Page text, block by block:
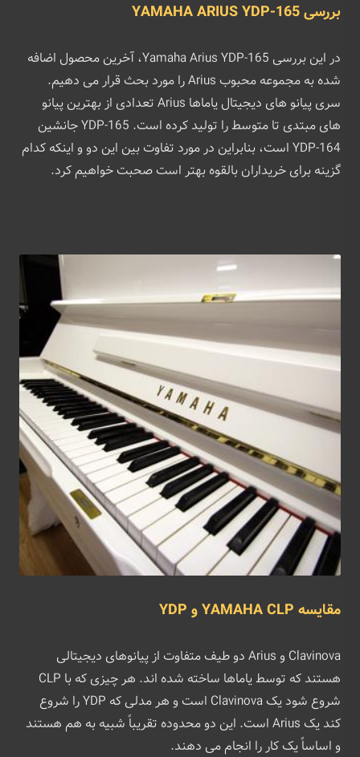
بررسی YAMAHA ARIUS YDP-165
در این بررسی Yamaha Arius YDP-165، آخرین محصول اضافه
شده به مجموعه محبوب Arius را مورد بحث قرار می دهیم.
سری پیانو های دیجیتال یاماها Arius تعدادی از بهترین پیانو
های مبتدی تا متوسط را تولید کرده است. YDP-165 جانشین
YDP-164 است، بنابراین در مورد تفاوت بین این دو و اینکه کدام
گزینه برای خریداران بالقوه بهتر است صحبت خواهیم کرد.
مقایسه YAMAHA CLP و YDP
Clavinova و Arius دو طیف متفاوت از پیانوهای دیجیتالی
هستند که توسط یاماها ساخته شده اند. هر چیزی که با CLP
شروع شود یک Clavinova است و هر مدلی که YDP را شروع
کند یک Arius است. این دو محدوده تقریباً شبیه به هم هستند
و اساساً یک کار را انجام می دهند.